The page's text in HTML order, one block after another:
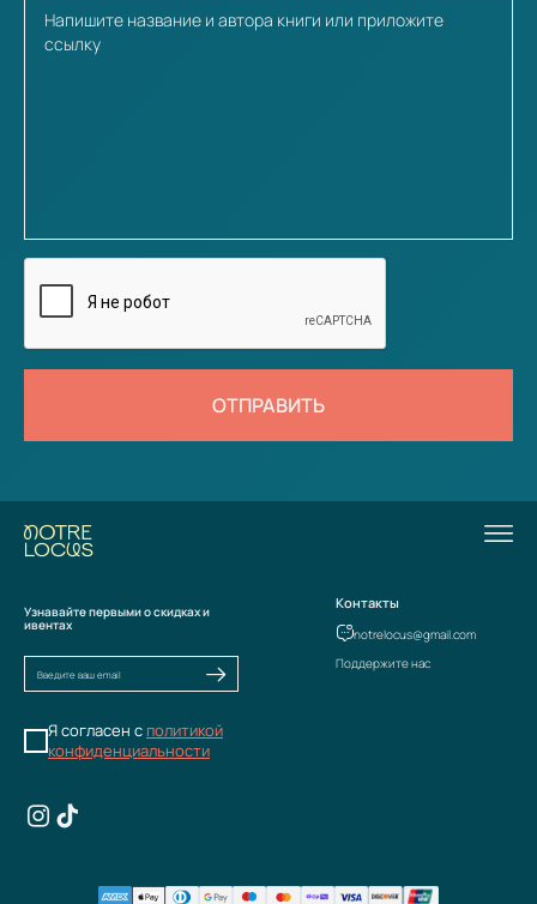
ОТПРАВИТЬ
Узнавайте первыми о скидках и
ивентах
Я согласен с политикой
конфиденциальности
Контакты
notrelocus@gmail.com
Поддержите нас